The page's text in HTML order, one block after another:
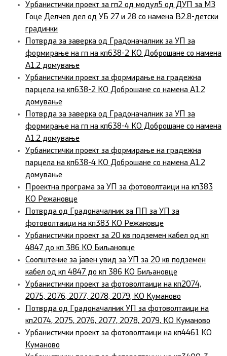
Урбанистички проект за гп2 од модул5 од ДУП за МЗ
Гоце Делчев дел од УБ 27 и 28 со намена В2.8-детски
градинки
Потврда за заверка од Градоначалник за УП за
формирање на гп на кп638-2 КО Доброшане со намена
А1.2 домување
Урбанистички проект за формирање на градежна
парцела на кп638-2 КО Доброшане со намена А1.2
домување
Потврда за заверка од Градоначалник за УП за
формирање на гп на кп638-4 КО Доброшане со намена
А1.2 домување
Урбанистички проект за формирање на градежна
парцела на кп638-4 КО Доброшане со намена А1.2
домување
Проектна програма за УП за фотоволтаици на кп383
КО Режановце
Потврда од Градоначалник за ПП за УП за
фотоволтаици на кп383 КО Режановце
Урбанистички проект за 20 кв подземен кабел од кп
4847 до кп 386 КО Биљановце
Соопштение за јавен увид за УП за 20 кв подземен
кабел од кп 4847 до кп 386 КО Биљановце
Урбанистички проект за фотоволтаици на кп2074,
2075, 2076, 2077, 2078, 2079, КО Куманово
Потврда од Градоначалник УП за фотоволтаици на
кп2074, 2075, 2076, 2077, 2078, 2079, КО Куманово
Урбанистички проект за фотоволтаици на кп4461 КО
Куманово